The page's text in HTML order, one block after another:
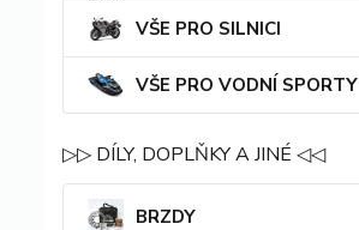
VŠE PRO SILNICI
VŠE PRO VODNÍ SPORTY
▷▷ DÍLY, DOPLŇKY A JINÉ ◁◁
BRZDY